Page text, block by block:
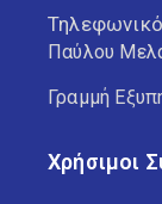
Παύλου
Γραμμή
Χρήσιμοι